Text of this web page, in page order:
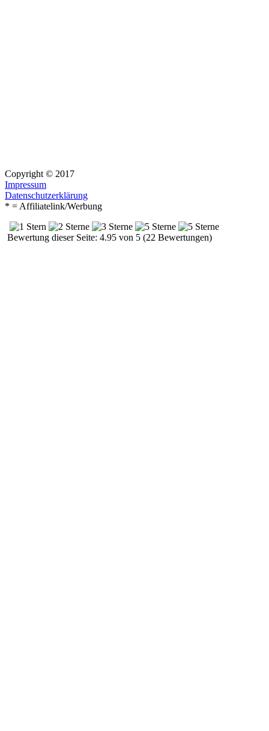
Copyright © 2017
Impressum
Datenschutzerklärung
* = Affiliatelink/Werbung
Bewertung dieser Seite: 4.95 von 5 (22 Bewertungen)